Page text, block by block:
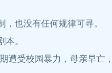
也没有任何规律可寻。
。
受校园暴力，母亲早亡